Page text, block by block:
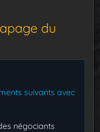
du
suivants avec
négociants